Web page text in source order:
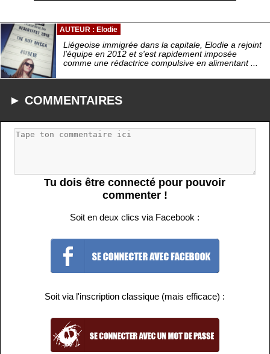
AUTEUR : Elodie
Liégeoise immigrée dans la capitale, Elodie a rejoint
l'équipe en 2012 et s'est rapidement imposée
comme une rédactrice compulsive en alimentant ...
► COMMENTAIRES
Tu dois être connecté pour pouvoir
commenter !
Soit en deux clics via Facebook :
Soit via l'inscription classique (mais efficace) :